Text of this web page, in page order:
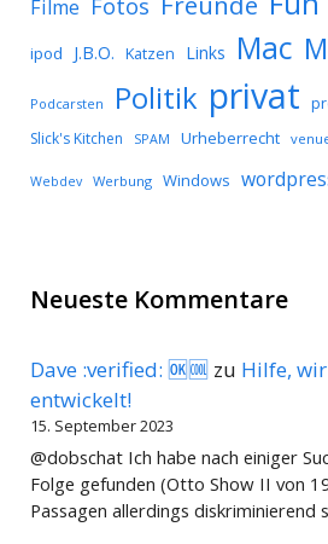
Filme
ipod J.B.O. Katzen Links Mac
Podcarsten Politik privat
Slick's Kitchen SPAM Urheberrecht
Webdev Werbung Windows
Neueste Kommentare
Dave :verified: 🆗🆒 zu Hilfe,
entwickelt!
15. September 2023
@dobschat Ich habe nach einiger
Folge gefunden (Otto Show II von
Passagen allerdings diskriminierend